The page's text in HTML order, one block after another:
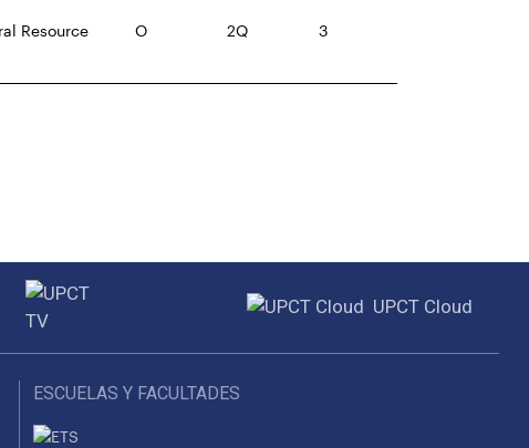
Resource
O 2Q 3
UPCT Cloud
ESCUELAS Y FACULTADES